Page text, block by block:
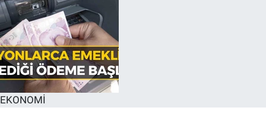
EKONOMİ